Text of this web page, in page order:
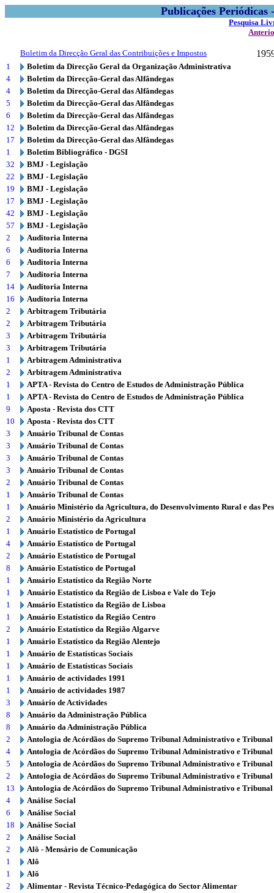
Publicações
Pesquisa
Boletim da Direcção Geral das Contribuições e Impostos
1
Boletim da Direcção Geral da Organização Administrativa
4
Boletim da Direcção-Geral das Alfândegas
4
Boletim da Direcção-Geral das Alfândegas
5
Boletim da Direcção-Geral das Alfândegas
6
Boletim da Direcção-Geral das Alfândegas
12
Boletim da Direcção-Geral das Alfândegas
17
Boletim da Direcção-Geral das Alfândegas
1
Boletim Bibliográfico - DGSI
32
BMJ - Legislação
22
BMJ - Legislação
19
BMJ - Legislação
17
BMJ - Legislação
42
BMJ - Legislação
57
BMJ - Legislação
2
Auditoria Interna
6
Auditoria Interna
6
Auditoria Interna
7
Auditoria Interna
14
Auditoria Interna
16
Auditoria Interna
2
Arbitragem Tributária
2
Arbitragem Tributária
3
Arbitragem Tributária
3
Arbitragem Tributária
1
Arbitragem Administrativa
2
Arbitragem Administrativa
1
APTA - Revista do Centro de Estudos de Administração Pública
1
APTA - Revista do Centro de Estudos de Administração Pública
9
Aposta - Revista dos CTT
10
Aposta - Revista dos CTT
3
Anuário Tribunal de Contas
3
Anuário Tribunal de Contas
3
Anuário Tribunal de Contas
3
Anuário Tribunal de Contas
2
Anuário Tribunal de Contas
1
Anuário Tribunal de Contas
1
Anuário Ministério da Agricultura, do Desenvolvimento Rural e das
2
Anuário Ministério da Agricultura
1
Anuário Estatístico de Portugal
4
Anuário Estatístico de Portugal
2
Anuário Estatístico de Portugal
8
Anuário Estatístico de Portugal
1
Anuário Estatístico da Região Norte
1
Anuário Estatístico da Região de Lisboa e Vale do Tejo
1
Anuário Estatístico da Região de Lisboa
1
Anuário Estatístico da Região Centro
2
Anuário Estatístico da Região Algarve
1
Anuário Estatístico da Região Alentejo
1
Anuário de Estatísticas Sociais
1
Anuário de Estatísticas Sociais
1
Anuário de actividades 1991
1
Anuário de actividades 1987
3
Anuário de Actividades
8
Anuário da Administração Pública
8
Anuário da Administração Pública
2
Antologia de Acórdãos do Supremo Tribunal Administrativo e
4
Antologia de Acórdãos do Supremo Tribunal Administrativo e
5
Antologia de Acórdãos do Supremo Tribunal Administrativo e
2
Antologia de Acórdãos do Supremo Tribunal Administrativo e
13
Antologia de Acórdãos do Supremo Tribunal Administrativo e
4
Análise Social
6
Análise Social
18
Análise Social
2
Análise Social
2
Alô - Mensário de Comunicação
1
Alô
1
Alô
2
Alimentar - Revista Técnico-Pedagógica do Sector Alimentar